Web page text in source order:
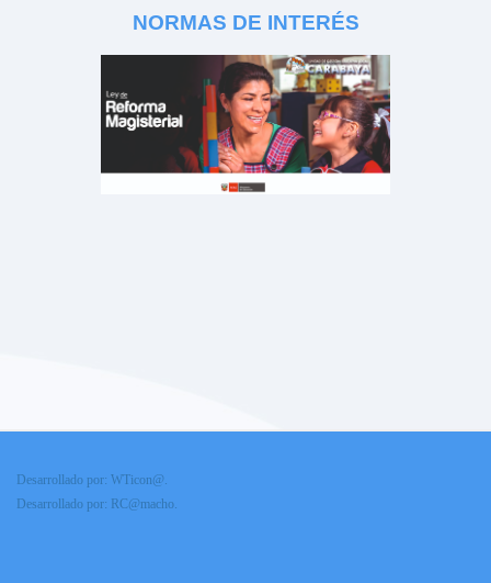
NORMAS DE INTERÉS
Desarrollado por: WTicon@.
Desarrollado por: RC@macho.